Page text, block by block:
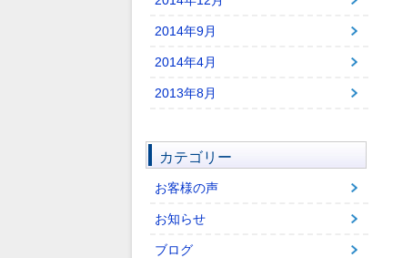
2014年9月
2014年4月
2013年8月
カテゴリー
お客様の声
お知らせ
ブログ